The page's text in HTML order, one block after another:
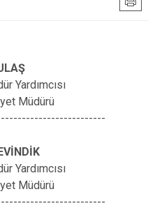
Yardımcısı
Müdürü
Yardımcısı
Müdürü